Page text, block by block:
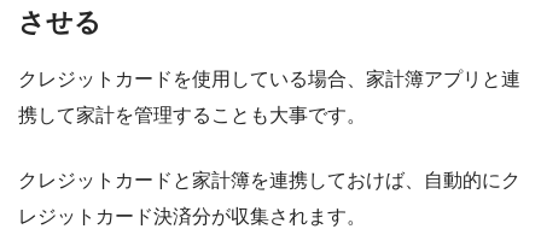
させる
クレジットカードを使用している場合、家計簿アプリと連
携して家計を管理することも大事です。
クレジットカードと家計簿を連携しておけば、自動的にク
レジットカード決済分が収集されます。